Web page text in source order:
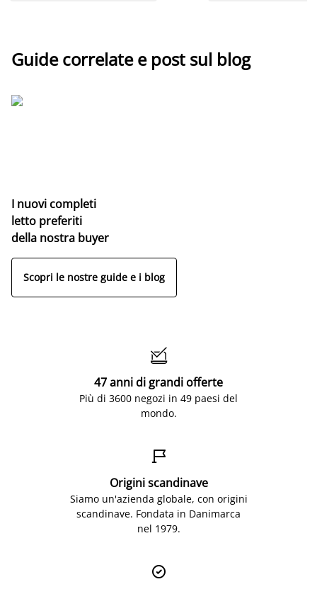
Guide correlate e post sul blog
I nuovi completi
letto preferiti
della nostra buyer
Scopri le nostre guide e i blog

47 anni di grandi offerte
Più di 3600 negozi in 49 paesi del
mondo.

Origini scandinave
Siamo un'azienda globale, con origini
scandinave. Fondata in Danimarca
nel 1979.
